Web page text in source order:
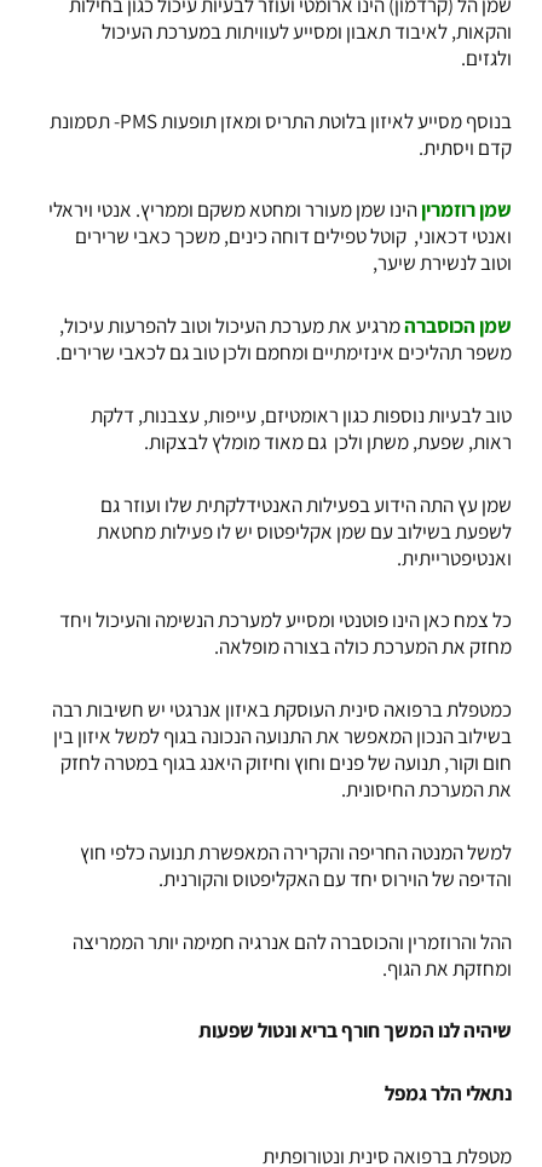
והקאות, לאיבוד תאבון ומסייע לעוויתות במערכת העיכול
ולגזים.
בנוסף מסייע לאיזון בלוטת התריס ומאזן תופעות PMS- תסמונת
קדם ויסתית.
שמן רוזמריןהינו שמן מעורר ומחטא משקם וממריץ. אנטי ויראלי
ואנטי דכאוני, קוטל טפילים דוחה כינים, משכך כאבי שרירים
וטוב לנשירת שיער,
שמן הכוסברהמרגיע את מערכת העיכול וטוב להפרעות עיכול,
משפר תהליכים אינזימתיים ומחמם ולכן טוב גם לכאבי שרירים.
טוב לבעיות נוספות כגון ראומטיזם, עייפות, עצבנות, דלקת
ראות, שפעת, משתן ולכן גם מאוד מומלץ לבצקות.
שמן עץ התההידוע בפעילות האנטידלקתית שלו ועוזר גם
לשפעת בשילוב עם שמן אקליפטוס יש לו פעילות מחטאת
ואנטיפטרייתית.
כל צמח כאן הינו פוטנטי ומסייע למערכת הנשימה והעיכול ויחד
מחזק את המערכת כולה בצורה מופלאה.
כמטפלת ברפואה סינית העוסקת באיזון אנרגטי יש חשיבות רבה
בשילוב הנכון המאפשר את התנועה הנכונה בגוף למשל איזון בין
חום וקור, תנועה של פנים וחוץ וחיזוק היאנג בגוף במטרה לחזק
את המערכת החיסונית.
למשלהמנטההחריפה והקרירה המאפשרת תנועה כלפי חוץ
והדיפה של הוירוס יחד עםהאקליפטוס והקורנית.
ההל והרוזמרין והכוסברה להם אנרגיה חמימה יותר הממריצה
ומחזקת את הגוף.
שיהיה לנו המשך חורף בריא ונטול שפעות
נתאלי הלר גמפל
מטפלת ברפואה סינית ונטורופתית